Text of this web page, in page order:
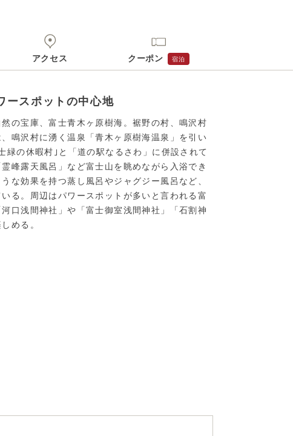
アクセス クーポン 宿泊
ースポットの中心地
の宝庫、富士青木ヶ原樹海。裾野の村、鳴沢村
鳴沢村に湧く温泉「青木ヶ原樹海温泉」を引い
緑の休暇村｣と「道の駅なるさわ」に併設されて
峰露天風呂」など富士山を眺めながら入浴でき
な効果を持つ蒸し風呂やジャグジー風呂など、
る。周辺はパワースポットが多いと言われる富
口浅間神社」や「富士御室浅間神社」「石割神
める。